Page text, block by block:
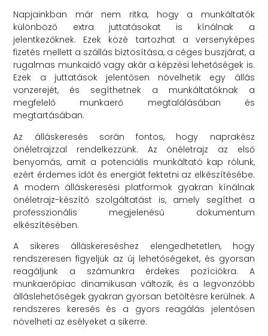
Napjainkban már nem ritka, hogy a munkáltatók
különböző extra juttatásokat is kínálnak a
jelentkezőknek. Ezek közé tartozhat a versenyképes
fizetés mellett a szállás biztosítása, a céges buszjárat, a
rugalmas munkaidő vagy akár a képzési lehetőségek is.
Ezek a juttatások jelentősen növelhetik egy állás
vonzerejét, és segíthetnek a munkáltatóknak a
megfelelő munkaerő megtalálásában és
megtartásában.
Az álláskeresés során fontos, hogy naprakész
önéletrajzzal rendelkezzünk. Az önéletrajz az első
benyomás, amit a potenciális munkáltató kap rólunk,
ezért érdemes időt és energiát fektetni az elkészítésébe.
A modern álláskeresési platformok gyakran kínálnak
önéletrajz-készítő szolgáltatást is, amely segíthet a
professzionális megjelenésű dokumentum
elkészítésében.
A sikeres álláskereséshez elengedhetetlen, hogy
rendszeresen figyeljük az új lehetőségeket, és gyorsan
reagáljunk a számunkra érdekes pozíciókra. A
munkaerőpiac dinamikusan változik, és a legvonzóbb
álláslehetőségek gyakran gyorsan betöltésre kerülnek. A
rendszeres keresés és a gyors reagálás jelentősen
növelheti az esélyeket a sikerre.